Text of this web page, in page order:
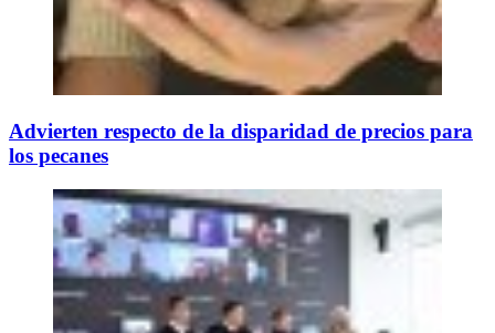
Advierten respecto de la disparidad de precios para
los pecanes